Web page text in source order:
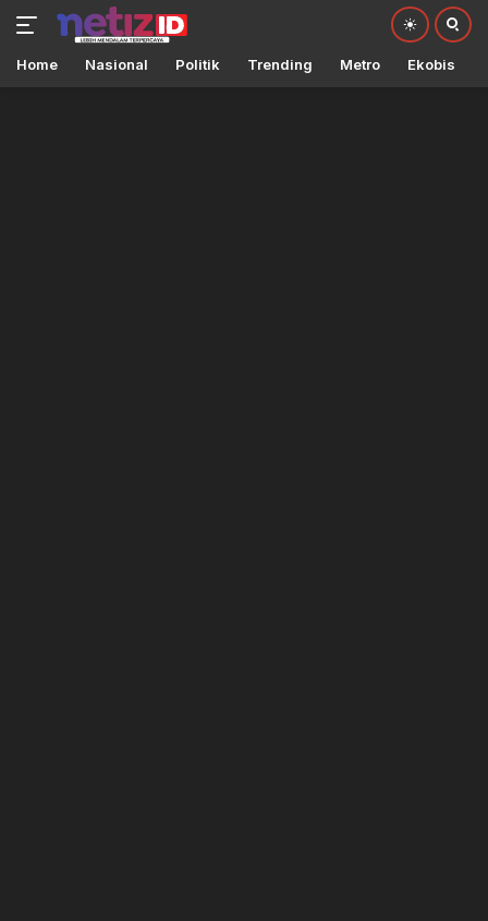
Home Nasional Politik Trending Metro Ekobis